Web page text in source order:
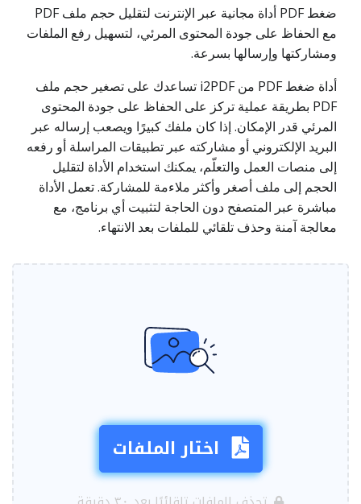
ضغط PDF أداة مجانية عبر الإنترنت لتقليل حجم ملف PDF
مع الحفاظ على جودة المحتوى المرئي، لتسهيل رفع الملفات
ومشاركتها وإرسالها بسرعة.
أداة ضغط PDF من i2PDF تساعدك على تصغير حجم ملف
PDF بطريقة عملية تركز على الحفاظ على جودة المحتوى
المرئي قدر الإمكان. إذا كان ملفك كبيرًا ويصعب إرساله عبر
البريد الإلكتروني أو مشاركته عبر تطبيقات المراسلة أو رفعه
إلى منصات العمل والتعلّم، يمكنك استخدام الأداة لتقليل
الحجم إلى ملف أصغر وأكثر ملاءمة للمشاركة. تعمل الأداة
مباشرة عبر المتصفح دون الحاجة لتثبيت أي برنامج، مع
معالجة آمنة وحذف تلقائي للملفات بعد الانتهاء.
اختار الملفات